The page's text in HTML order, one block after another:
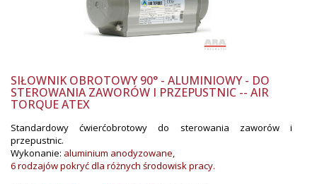
SIŁOWNIK OBROTOWY 90° - ALUMINIOWY - DO
STEROWANIA ZAWORÓW I PRZEPUSTNIC -- AIR
TORQUE ATEX
Standardowy ćwierćobrotowy do sterowania zaworów i
przepustnic.
Wykonanie: aluminium anodyzowane,
6 rodzajów pokryć dla różnych środowisk pracy.